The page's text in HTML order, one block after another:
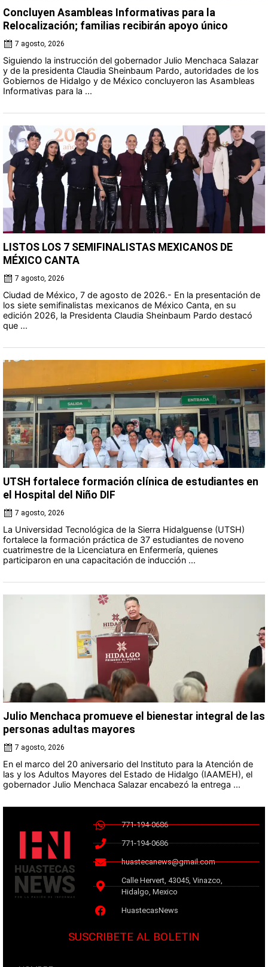
Concluyen Asambleas Informativas para la
Relocalización; familias recibirán apoyo único
7 agosto, 2026
Siguiendo la instrucción del gobernador Julio Menchaca Salazar
y de la presidenta Claudia Sheinbaum Pardo, autoridades de los
Gobiernos de Hidalgo y de México concluyeron las Asambleas
Informativas para la ...
LISTOS LOS 7 SEMIFINALISTAS MEXICANOS DE
MÉXICO CANTA
7 agosto, 2026
Ciudad de México, 7 de agosto de 2026.- En la presentación de
los siete semifinalistas mexicanos de México Canta, en su
edición 2026, la Presidenta Claudia Sheinbaum Pardo destacó
que ...
UTSH fortalece formación clínica de estudiantes en
el Hospital del Niño DIF
7 agosto, 2026
La Universidad Tecnológica de la Sierra Hidalguense (UTSH)
fortalece la formación práctica de 37 estudiantes de noveno
cuatrimestre de la Licenciatura en Enfermería, quienes
participaron en una capacitación de inducción ...
Julio Menchaca promueve el bienestar integral de las
personas adultas mayores
7 agosto, 2026
En el marco del 20 aniversario del Instituto para la Atención de
las y los Adultos Mayores del Estado de Hidalgo (IAAMEH), el
gobernador Julio Menchaca Salazar encabezó la entrega ...
771-194-0686
771-194-0686
huastecanews@gmail.com
Calle Hervert, 43045, Vinazco,
Hidalgo, Mexico
HuastecasNews
SUSCRIBETE AL BOLETIN